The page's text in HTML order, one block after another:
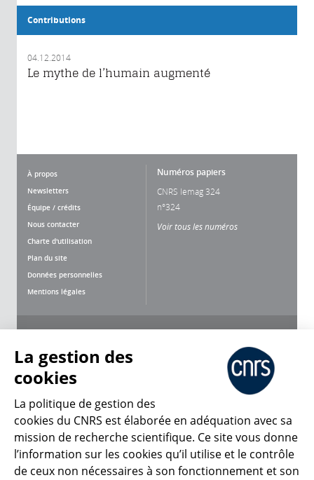
Contributions
04.12.2014
Le mythe de l’humain augmenté
À propos
Newsletters
Équipe / crédits
Nous contacter
Charte d'utilisation
Plan du site
Données personnelles
Mentions légales
Numéros papiers
CNRS lemag 324
n°324
Voir tous les numéros
CNRS Le Mag
La gestion des
cookies
La politique de gestion des
cookies du CNRS est élaborée en adéquation avec sa
mission de recherche scientifique. Ce site vous donne
l’information sur les cookies qu’il utilise et le contrôle
de ceux non nécessaires à son fonctionnement et son